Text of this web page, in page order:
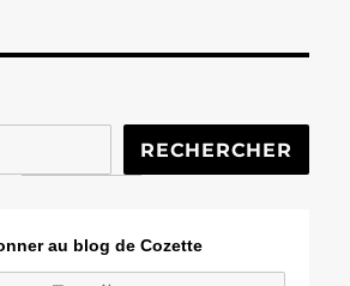
RECHERCHER
au blog de Cozette